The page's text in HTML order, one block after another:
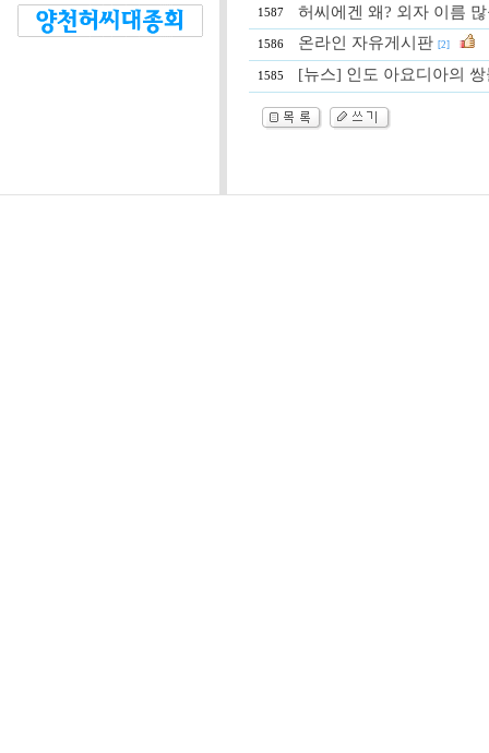
1587 허씨에겐 왜? 외자 이름
1586 온라인 자유게시판 [2]
1585 [뉴스] 인도 아요디아의